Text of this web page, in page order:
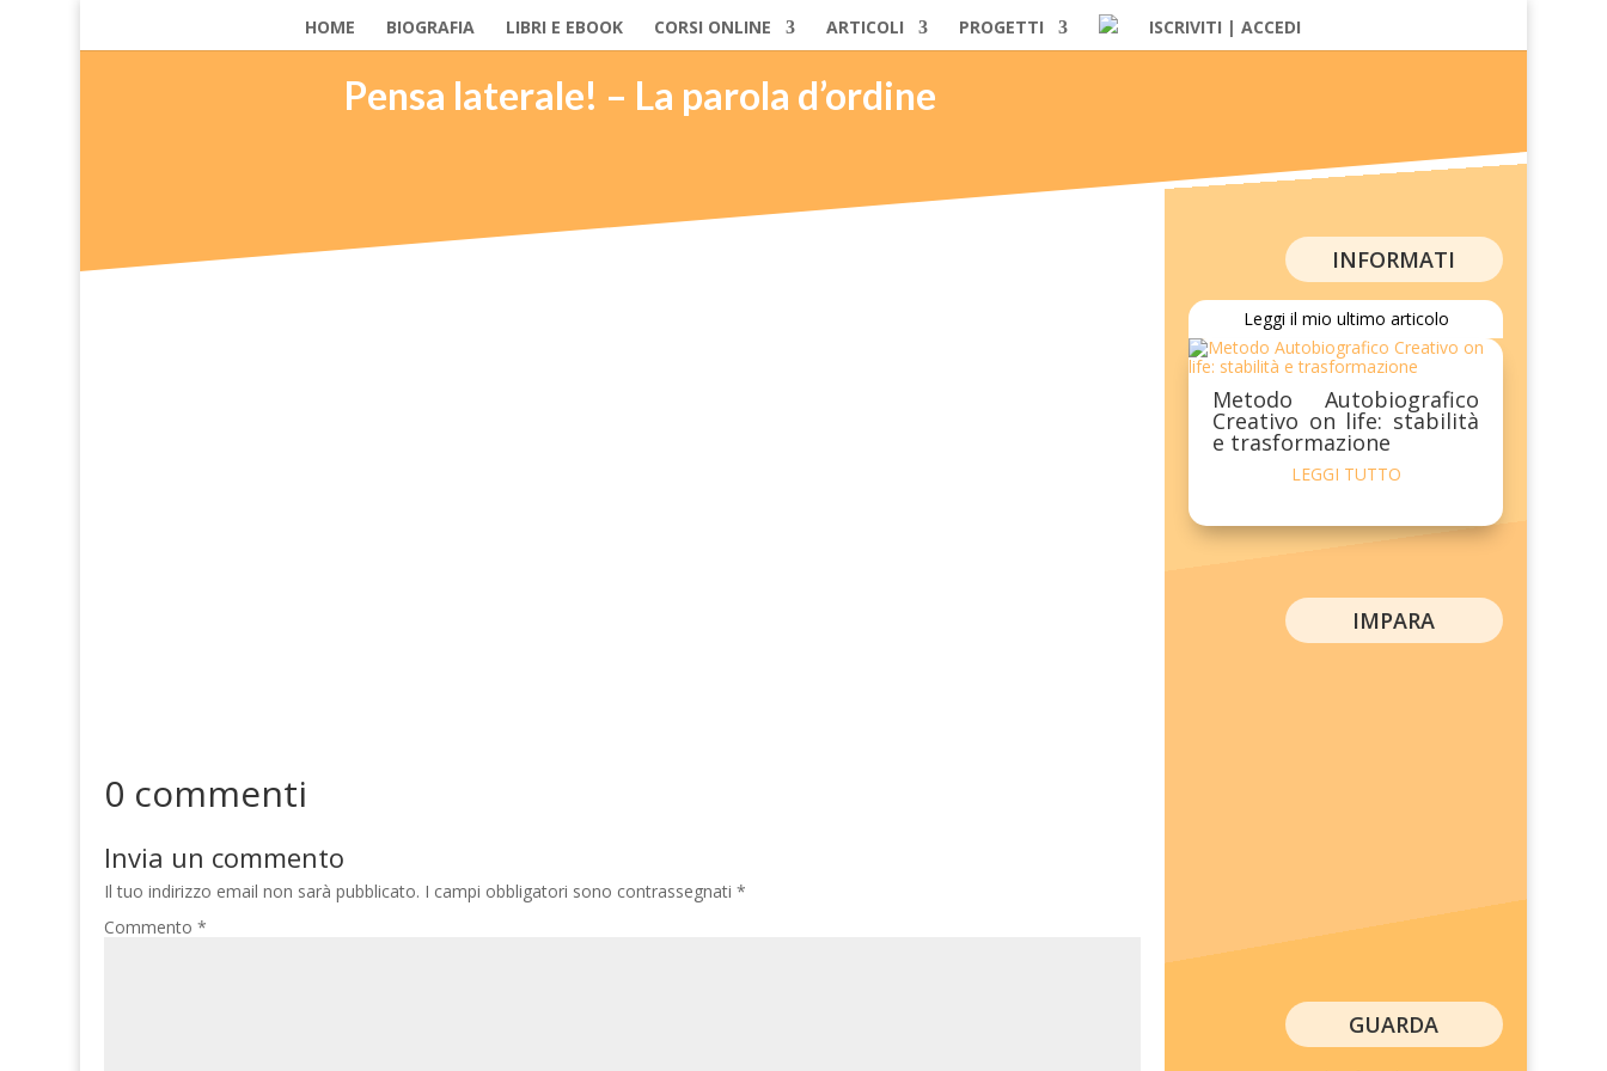
HOME BIOGRAFIA LIBRI E EBOOK CORSI ONLINE ARTICOLI PROGETTI ISCRIVITI | ACCEDI
Pensa laterale! – La parola d’ordine
0 commenti
Invia un commento
Il tuo indirizzo email non sarà pubblicato. I campi obbligatori sono contrassegnati*
Commento*
INFORMATI
Leggi il mio ultimo articolo
Metodo Autobiografico
Creativo on life: stabilità
e trasformazione
LEGGI TUTTO
IMPARA
GUARDA